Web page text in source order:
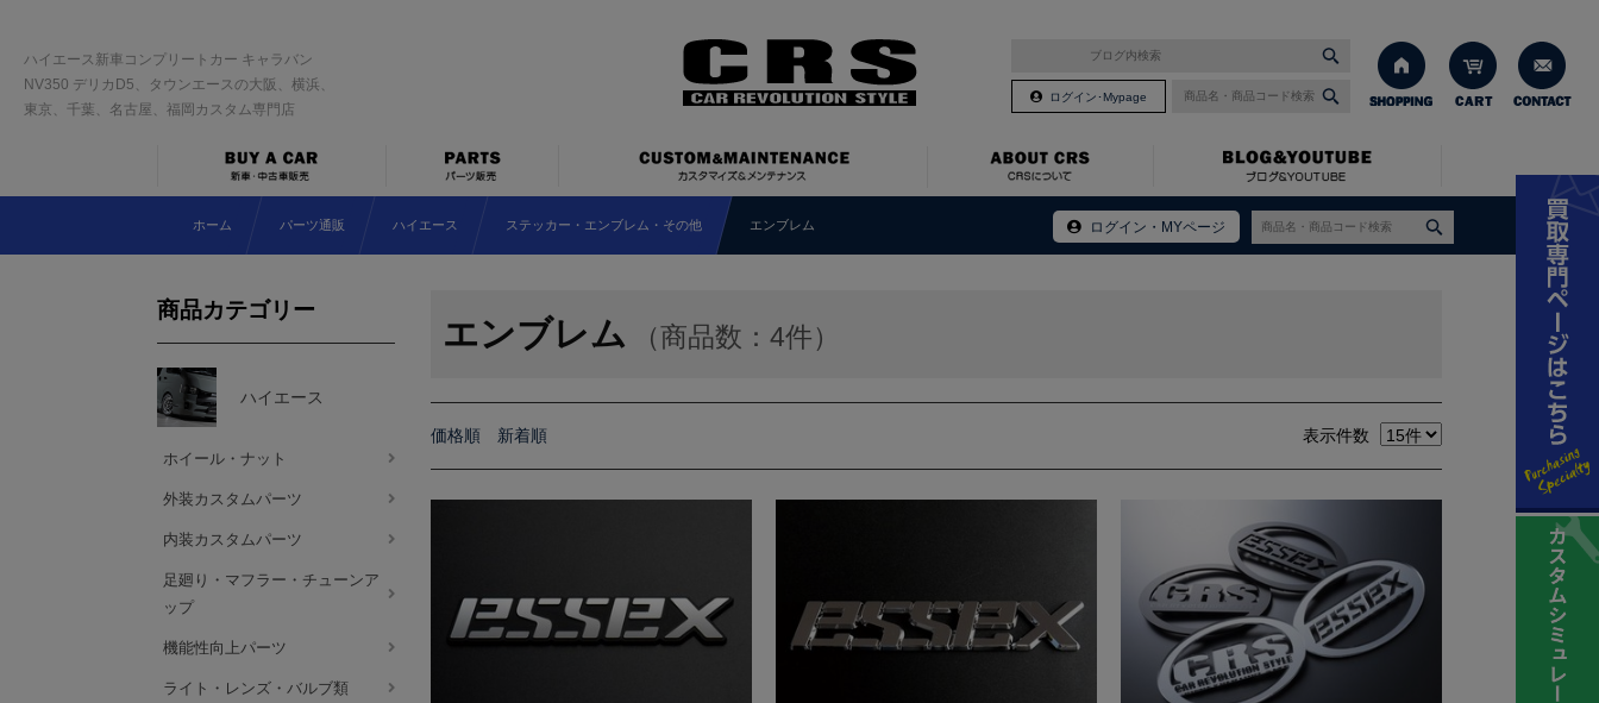
ハイエース新車コンプリートカー キャラバン
NV350 デリカD5、タウンエースの大阪、横浜、
東京、千葉、名古屋、福岡カスタム専門店
ログイン･Mypage
ログイン・MYページ
ホーム パーツ通販 ハイエース ステッカー・エンブレム・その他 エンブレム
エンブレム （商品数：4件）
価格順 新着順 表示件数
商品カテゴリー
ハイエース
ホイール・ナット
外装カスタムパーツ
内装カスタムパーツ
足廻り・マフラー・チューンア
ップ
機能性向上パーツ
ライト・レンズ・バルブ類